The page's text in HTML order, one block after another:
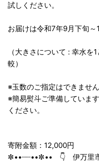
試しください。
お届けは令和7年9月下旬～
（大きさについて : 幸水
較）
※玉数のご指定はできませ
※簡易熨斗ご準備していま
ください。
寄附金額：12,000円
✼••┈┈••✼•• 👇 伊万里